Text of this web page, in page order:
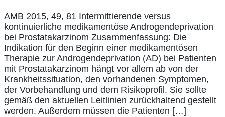
AMB 2015, 49, 81 Intermittierende versus
kontinuierliche medikamentöse Androgendeprivation
bei Prostatakarzinom Zusammenfassung: Die
Indikation für den Beginn einer medikamentösen
Therapie zur Androgendeprivation (AD) bei Patienten
mit Prostatakarzinom hängt vor allem ab von der
Krankheitssituation, den vorhandenen Symptomen,
der Vorbehandlung und dem Risikoprofil. Sie sollte
gemäß den aktuellen Leitlinien zurückhaltend gestellt
werden. Außerdem müssen die Patienten […]